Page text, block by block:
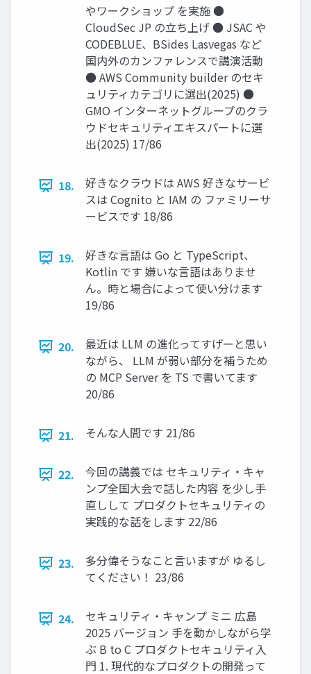
やワークショップ を実施 ●
CloudSec JP の立ち上げ ● JSAC や
CODEBLUE、BSides Lasvegas など
国内外のカンファレンスで講演活動
● AWS Community builder のセキ
ュリティカテゴリに選出(2025) ●
GMO インターネットグループのクラ
ウドセキュリティエキスパートに選
出(2025) 17/86
18.
好きなクラウドは AWS 好きなサービ
スは Cognito と IAM の ファミリーサ
ービスです 18/86
19.
好きな言語は Go と TypeScript、
Kotlin です 嫌いな言語はありませ
ん。時と場合によって使い分けます
19/86
20.
最近は LLM の進化ってすげーと思い
ながら、 LLM が弱い部分を補うため
の MCP Server を TS で書いてます
20/86
21. そんな人間です 21/86
22.
今回の講義では セキュリティ・キャ
ンプ全国大会で話した内容 を少し手
直しして プロダクトセキュリティの
実践的な話をします 22/86
23.
多分偉そうなこと言いますが ゆるし
てください！ 23/86
24.
セキュリティ・キャンプ ミニ 広島
2025 バージョン 手を動かしながら学
ぶ B to C プロダクトセキュリティ入
門 1. 現代的なプロダクトの開発って